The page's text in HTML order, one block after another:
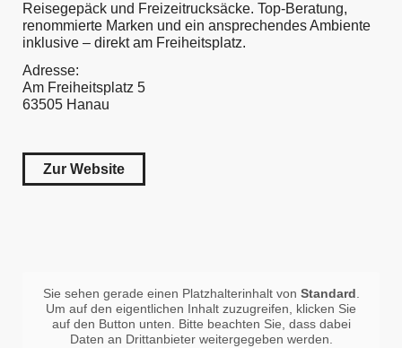
Reisegepäck und Freizeitrucksäcke. Top-Beratung,
renommierte Marken und ein ansprechendes Ambiente
inklusive – direkt am Freiheitsplatz.
Adresse:
Am Freiheitsplatz 5
63505 Hanau
Zur Website
Sie sehen gerade einen Platzhalterinhalt von Standard
Um auf den eigentlichen Inhalt zuzugreifen, klicken Sie
auf den Button unten. Bitte beachten Sie, dass dabei
Daten an Drittanbieter weitergegeben werden.